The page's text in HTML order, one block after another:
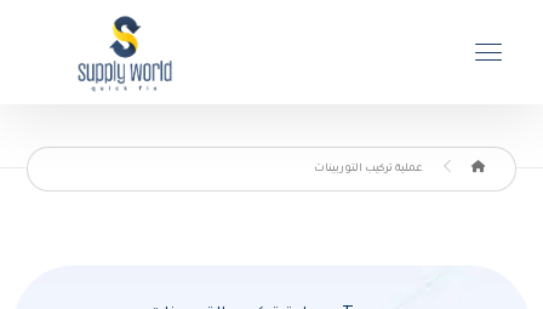
عملية تركيب التوربينات